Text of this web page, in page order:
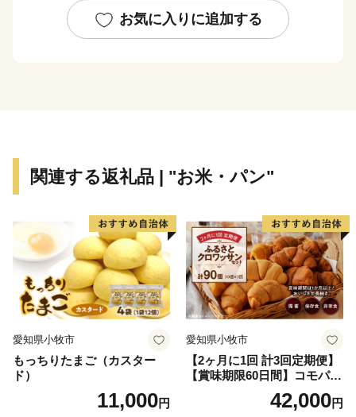
味を堪能できます。
観光スポットに立ち寄り、旅館でゆったり、美味しい料
お気に入りに追加する
関連する返礼品 | "お米・パン"
愛知県小牧市
もっちりたまご（カスター
ド）
11,000円
愛知県小牧市
【2ヶ月に1回 計3回定期便】
【賞味期限60日間】コモパ
ン ふるさとクロワッサンセ
ット（計90個）／災害用備蓄
42,000円